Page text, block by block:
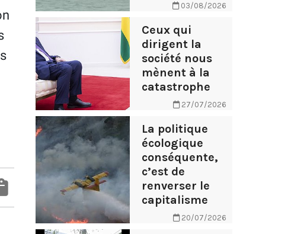
03/08/2026
Ceux qui
dirigent la
société nous
mènent à la
catastrophe
27/07/2026
La politique
écologique
conséquente,
c’est de
renverser le
capitalisme
20/07/2026